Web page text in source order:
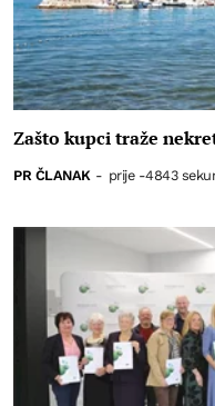
Zašto kupci traže
PR ČLANAK - prije -4843